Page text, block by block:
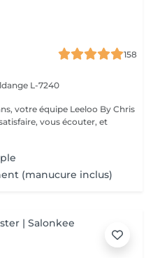
158
L-7240
votre équipe Leeloo By Chris
vous écouter, et
(manucure inclus)